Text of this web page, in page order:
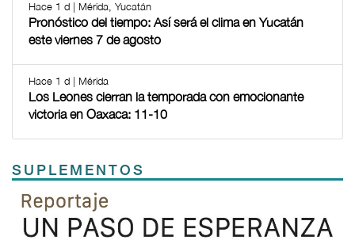
Hace 1 d | Mérida, Yucatán
Pronóstico del tiempo: Así será el clima en Yucatán
este viernes 7 de agosto
Hace 1 d | Mérida
Los Leones cierran la temporada con emocionante
victoria en Oaxaca: 11-10
SUPLEMENTOS